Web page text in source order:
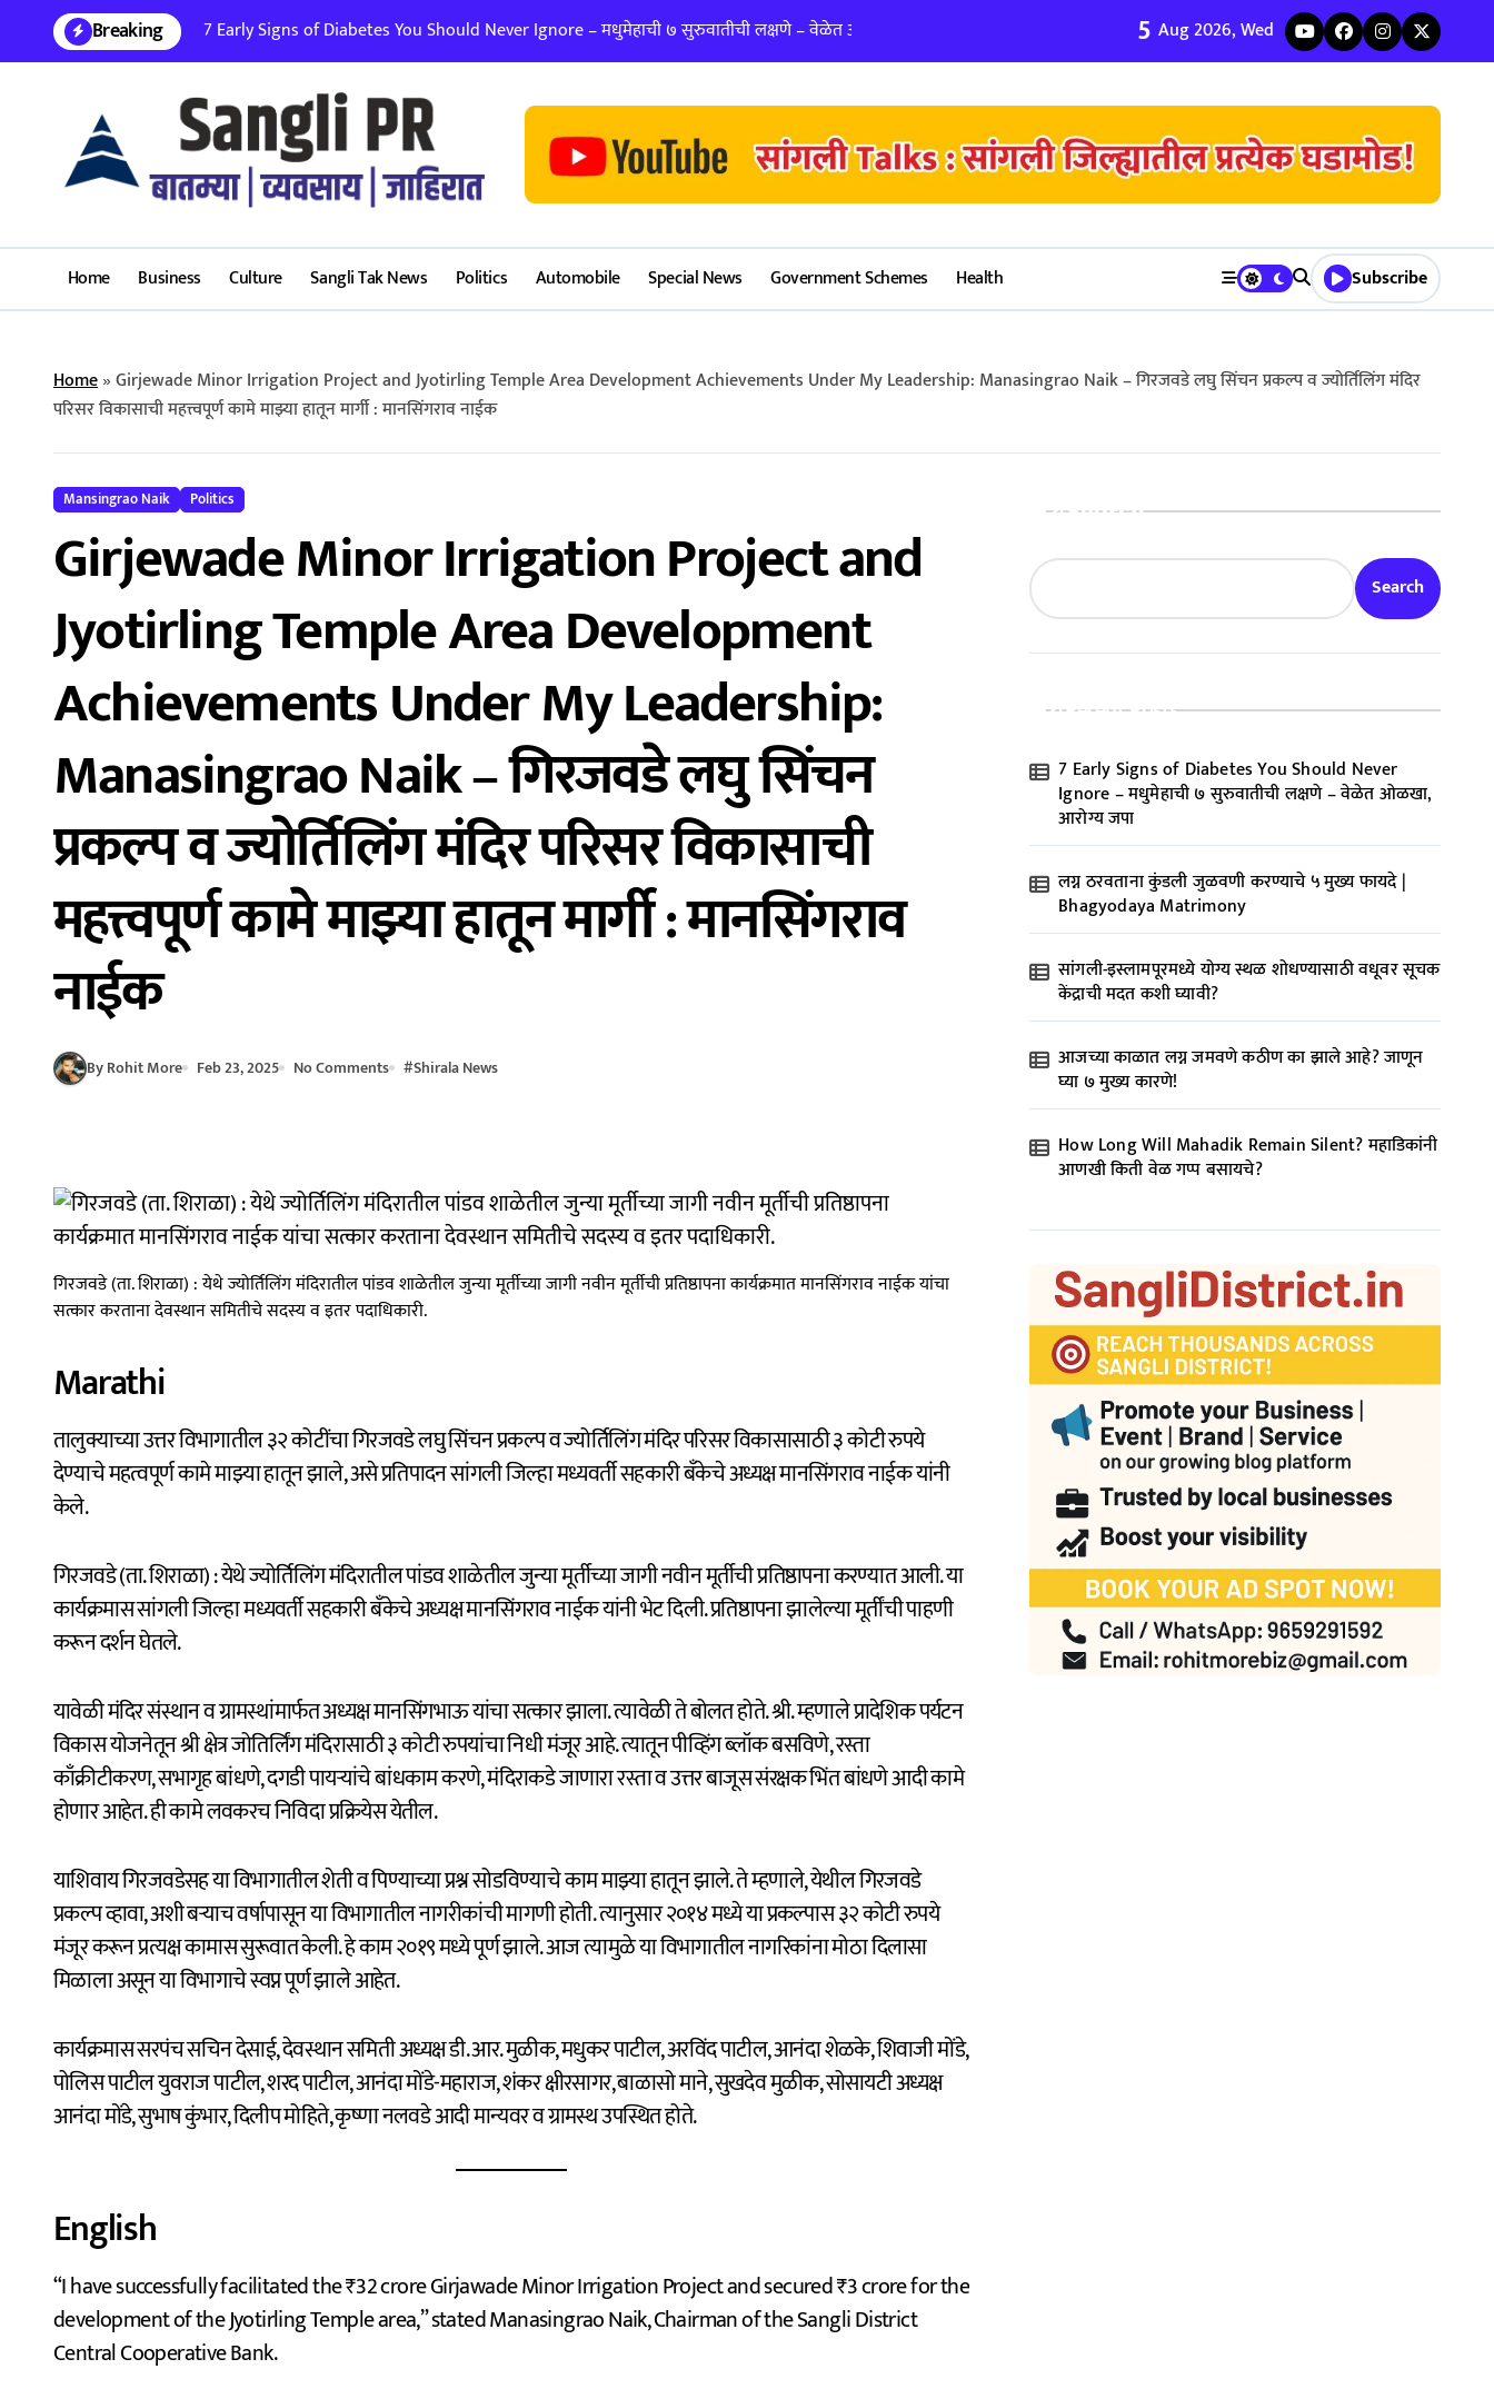
content
Breaking 7 Early Signs of Diabetes You Should Never Ignore – मधुमेहाची ७ सुरुवातीची लक्षणे – वेळेत ओळखा, आरोग्य जपालग्न ठरवताना कुंडली जुळवणी करण्याचे ५ मुख्य फायदे | Bhagyodaya Matrimony
5 Aug 2026, Wed
Home Business Culture Sangli Tak News Politics Automobile Special News Government Schemes Health Subscribe
Home»Girjewade Minor Irrigation Project and Jyotirling Temple Area Development Achievements Under My Leadership: Manasingrao Naik – गिरजवडे लघु सिंचन प्रकल्प व ज्योर्तिलिंग मंदिर
परिसर विकासाची महत्त्वपूर्ण कामे माझ्या हातून मार्गी : मानसिंगराव नाईक
Mansingrao Naik Politics
Girjewade Minor Irrigation Project and
Jyotirling Temple Area Development
Achievements Under My Leadership:
Manasingrao Naik – गिरजवडे लघु सिंचन
प्रकल्प व ज्योर्तिलिंग मंदिर परिसर विकासाची
महत्त्वपूर्ण कामे माझ्या हातून मार्गी : मानसिंगराव
नाईक
By Rohit More Feb 23, 2025 No Comments #Shirala News
गिरजवडे (ता. शिराळा) : येथे ज्योर्तिलिंग मंदिरातील पांडव शाळेतील जुन्या मूर्तीच्या जागी नवीन मूर्तीची प्रतिष्ठापना कार्यक्रमात मानसिंगराव नाईक यांचा
सत्कार करताना देवस्थान समितीचे सदस्य व इतर पदाधिकारी.
Marathi
तालुक्याच्या उत्तर विभागातील ३२ कोटींचा गिरजवडे लघु सिंचन प्रकल्प व ज्योर्तिलिंग मंदिर परिसर विकासासाठी ३ कोटी रुपये
देण्याचे महत्वपूर्ण कामे माझ्या हातून झाले, असे प्रतिपादन सांगली जिल्हा मध्यवर्ती सहकारी बँकेचे अध्यक्ष मानसिंगराव नाईक यांनी
केले.
गिरजवडे (ता. शिराळा) : येथे ज्योर्तिलिंग मंदिरातील पांडव शाळेतील जुन्या मूर्तीच्या जागी नवीन मूर्तीची प्रतिष्ठापना करण्यात आली. या
कार्यक्रमास सांगली जिल्हा मध्यवर्ती सहकारी बँकेचे अध्यक्ष मानसिंगराव नाईक यांनी भेट दिली. प्रतिष्ठापना झालेल्या मूर्तींची पाहणी
करून दर्शन घेतले.
यावेळी मंदिर संस्थान व ग्रामस्थांमार्फत अध्यक्ष मानसिंगभाऊ यांचा सत्कार झाला. त्यावेळी ते बोलत होते. श्री. म्हणाले प्रादेशिक पर्यटन
विकास योजनेतून श्री क्षेत्र जोतिर्लिंग मंदिरासाठी ३ कोटी रुपयांचा निधी मंजूर आहे. त्यातून पीव्हिंग ब्लॉक बसविणे, रस्ता
काँक्रीटीकरण, सभागृह बांधणे, दगडी पायऱ्यांचे बांधकाम करणे, मंदिराकडे जाणारा रस्ता व उत्तर बाजूस संरक्षक भिंत बांधणे आदी कामे
होणार आहेत. ही कामे लवकरच निविदा प्रक्रियेस येतील.
याशिवाय गिरजवडेसह या विभागातील शेती व पिण्याच्या प्रश्न सोडविण्याचे काम माझ्या हातून झाले. ते म्हणाले, येथील गिरजवडे
प्रकल्प व्हावा, अशी बऱ्याच वर्षापासून या विभागातील नागरीकांची मागणी होती. त्यानुसार २०१४ मध्ये या प्रकल्पास ३२ कोटी रुपये
मंजूर करून प्रत्यक्ष कामास सुरूवात केली. हे काम २०१९ मध्ये पूर्ण झाले. आज त्यामुळे या विभागातील नागरिकांना मोठा दिलासा
मिळाला असून या विभागाचे स्वप्न पूर्ण झाले आहेत.
कार्यक्रमास सरपंच सचिन देसाई, देवस्थान समिती अध्यक्ष डी. आर. मुळीक, मधुकर पाटील, अरविंद पाटील, आनंदा शेळके, शिवाजी मोंडे,
पोलिस पाटील युवराज पाटील, शरद पाटील, आनंदा मोंडे-महाराज, शंकर क्षीरसागर, बाळासो माने, सुखदेव मुळीक, सोसायटी अध्यक्ष
आनंदा मोंडे, सुभाष कुंभार, दिलीप मोहिते, कृष्णा नलवडे आदी मान्यवर व ग्रामस्थ उपस्थित होते.
English
“I have successfully facilitated the ₹32 crore Girjawade Minor Irrigation Project and secured ₹3 crore for the
development of the Jyotirling Temple area,” stated Manasingrao Naik, Chairman of the Sangli District
Central Cooperative Bank.
Search
Search
Recent Posts
7 Early Signs of Diabetes You Should Never
Ignore – मधुमेहाची ७ सुरुवातीची लक्षणे – वेळेत ओळखा,
आरोग्य जपा
लग्न ठरवताना कुंडली जुळवणी करण्याचे ५ मुख्य फायदे |
Bhagyodaya Matrimony
सांगली-इस्लामपूरमध्ये योग्य स्थळ शोधण्यासाठी वधूवर सूचक
केंद्राची मदत कशी घ्यावी?
आजच्या काळात लग्न जमवणे कठीण का झाले आहे? जाणून
घ्या ७ मुख्य कारणे!
How Long Will Mahadik Remain Silent? महाडिकांनी
आणखी किती वेळ गप्प बसायचे?